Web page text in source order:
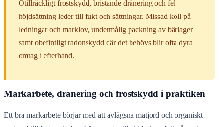
Otillräckligt frostskydd, bristande dränering och fel
höjdsättning leder till fukt och sättningar. Missad koll på
ledningar och marklov, undermålig packning av bärlager
samt obefintligt radonskydd där det behövs blir ofta dyra
omtag i efterhand.
Markarbete, dränering och frostskydd i praktiken
Ett bra markarbete börjar med att avlägsna matjord och organiskt